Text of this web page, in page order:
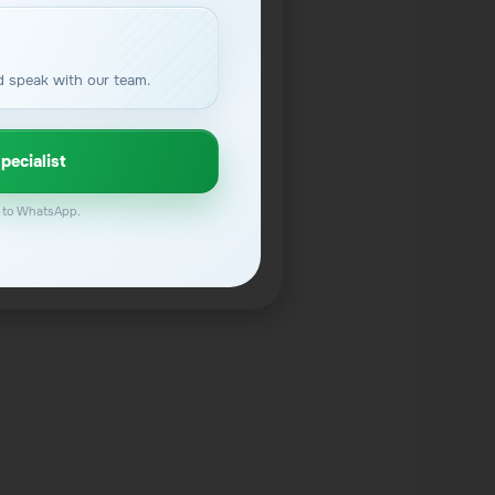
speak with our team.
WhatsApp.